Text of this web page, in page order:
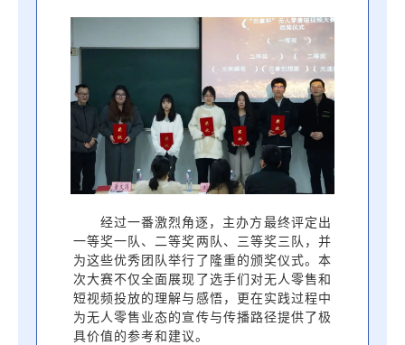
经过一番激烈角逐，主办方最终评定出
一等奖一队、二等奖两队、三等奖三队，并
为这些优秀团队举行了隆重的颁奖仪式。本
次大赛不仅全面展现了选手们对无人零售和
短视频投放的理解与感悟，更在实践过程中
为无人零售业态的宣传与传播路径提供了极
具价值的参考和建议。